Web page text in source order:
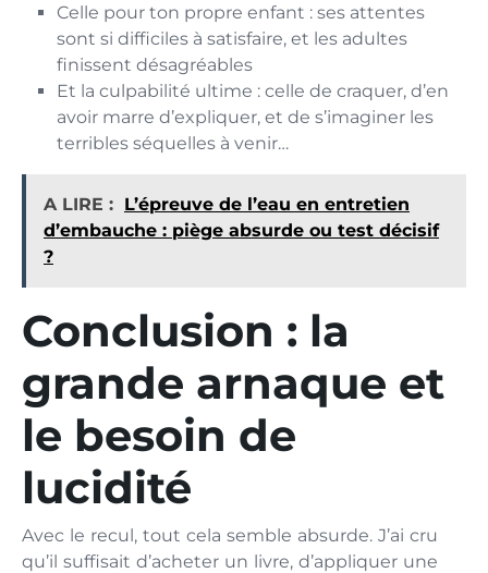
Celle pour ton propre enfant : ses attentes
sont si difficiles à satisfaire, et les adultes
finissent désagréables
Et la culpabilité ultime : celle de craquer, d’en
avoir marre d’expliquer, et de s’imaginer les
terribles séquelles à venir…
A LIRE : L’épreuve de l’eau en entretien
d’embauche : piège absurde ou test décisif
?
Conclusion : la
grande arnaque et
le besoin de
lucidité
Avec le recul, tout cela semble absurde. J’ai cru
qu’il suffisait d’acheter un livre, d’appliquer une